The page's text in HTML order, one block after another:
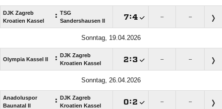
DJK Zagreb
Kroatien Kassel
: TSG
Sandershausen II
: – –
Sonntag, 19.04.2026
Olympia Kassel II : DJK Zagreb
Kroatien Kassel
: – –
Sonntag, 26.04.2026
Anadoluspor
Baunatal II
: DJK Zagreb
Kroatien Kassel
: – –